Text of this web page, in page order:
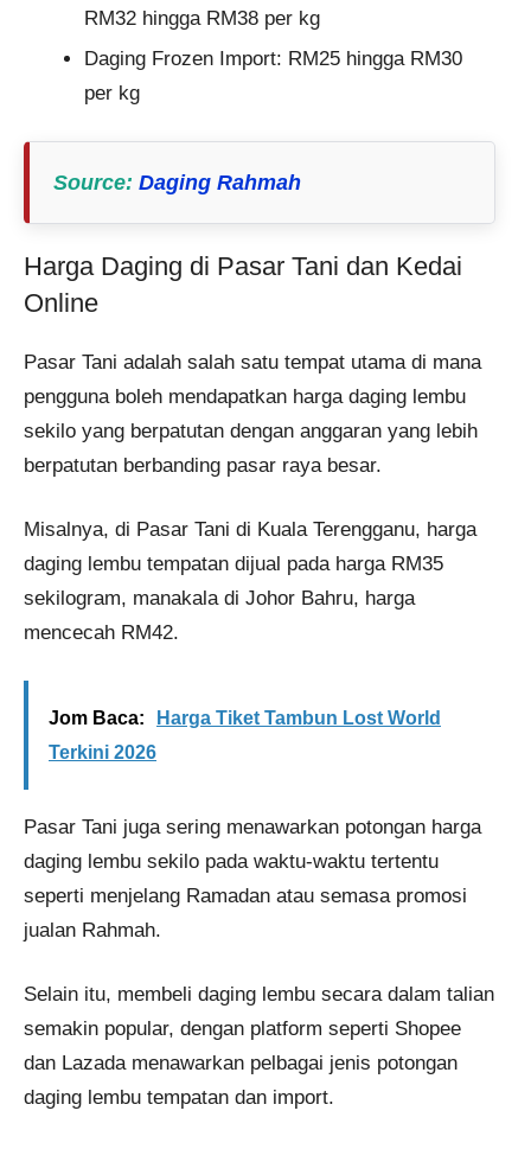
RM32 hingga RM38 per kg
Daging Frozen Import: RM25 hingga RM30
per kg
Source: Daging Rahmah
Harga Daging di Pasar Tani dan Kedai
Online
Pasar Tani adalah salah satu tempat utama di mana
pengguna boleh mendapatkan harga daging lembu
sekilo yang berpatutan dengan anggaran yang lebih
berpatutan berbanding pasar raya besar.
Misalnya, di Pasar Tani di Kuala Terengganu, harga
daging lembu tempatan dijual pada harga RM35
sekilogram, manakala di Johor Bahru, harga
mencecah RM42.
Jom Baca:
Harga Tiket Tambun Lost World
Terkini 2026
Pasar Tani juga sering menawarkan potongan harga
daging lembu sekilo pada waktu-waktu tertentu
seperti menjelang Ramadan atau semasa promosi
jualan Rahmah.
Selain itu, membeli daging lembu secara dalam talian
semakin popular, dengan platform seperti Shopee
dan Lazada menawarkan pelbagai jenis potongan
daging lembu tempatan dan import.